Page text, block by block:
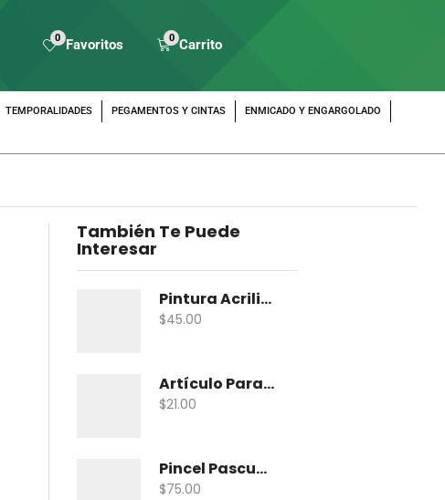
0 Favoritos 0 Carrito
TEMPORALIDADES PEGAMENTOS Y CINTAS
ENMICADO Y ENGARGOLADO
También Te Puede
Interesar
Pintura Acrilica Vanguardia Metalica 100 Ml
$45.00
Artículo Para Maqueta Gama Zoologico Chico
$21.00
Pincel Pascua Pin-Khab05 Con 15
$75.00